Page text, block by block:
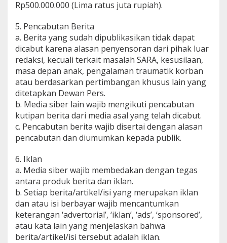
Rp500.000.000 (Lima ratus juta rupiah).
5. Pencabutan Berita
a. Berita yang sudah dipublikasikan tidak dapat
dicabut karena alasan penyensoran dari pihak luar
redaksi, kecuali terkait masalah SARA, kesusilaan,
masa depan anak, pengalaman traumatik korban
atau berdasarkan pertimbangan khusus lain yang
ditetapkan Dewan Pers.
b. Media siber lain wajib mengikuti pencabutan
kutipan berita dari media asal yang telah dicabut.
c. Pencabutan berita wajib disertai dengan alasan
pencabutan dan diumumkan kepada publik.
6. Iklan
a. Media siber wajib membedakan dengan tegas
antara produk berita dan iklan.
b. Setiap berita/artikel/isi yang merupakan iklan
dan atau isi berbayar wajib mencantumkan
keterangan ‘advertorial’, ‘iklan’, ‘ads’, ‘sponsored’,
atau kata lain yang menjelaskan bahwa
berita/artikel/isi tersebut adalah iklan.